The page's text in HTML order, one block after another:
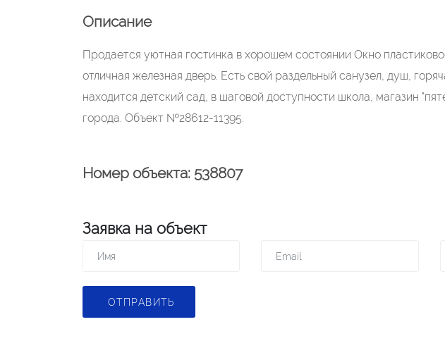
Описание
Продается уютная гостинка в хорошем состоянии Окно
отличная железная дверь. Есть свой раздельный санузел, душ,
находится детский сад, в шаговой доступности школа, магазин
города. Объект №28612-11395.
Номер объекта: 538807
Заявка на объект
ОТПРАВИТЬ